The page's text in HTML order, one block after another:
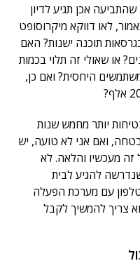
אכן תגיע לדיון
לאו דווקא מיקרוסופט
תוכנה ישנות? האם
או שאולי זה תלוי בכמות
היחסית? ואם כן,
יותר מחמש שנות
ואם אני לא טועה, יש
מעכשיו והלאה. לא
להגיע לבית
עם מערכת הפעלה
13, וטוען שהוא צריך להמשיך לקבל